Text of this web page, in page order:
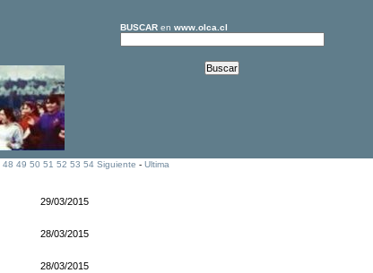
BUSCARen www.olca.cl
48 49 50 51 52 53 54 Siguiente - Ultima
29/03/2015
28/03/2015
28/03/2015